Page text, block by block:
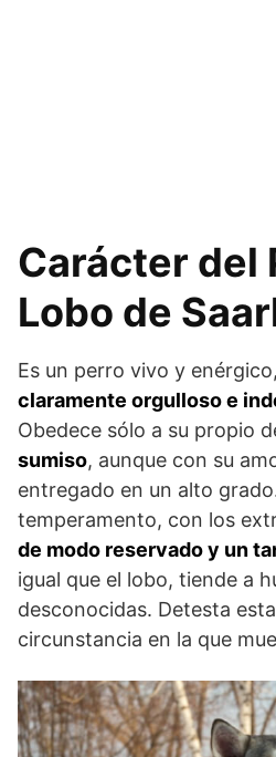
Carácter del
Lobo de
Es un perro vivo y
claramente orgulloso e
Obedece sólo a su propio
sumiso, aunque con su
entregado en un alto
temperamento, con los
de modo reservado y un
igual que el lobo, tiende a
desconocidas. Detesta
circunstancia en la que